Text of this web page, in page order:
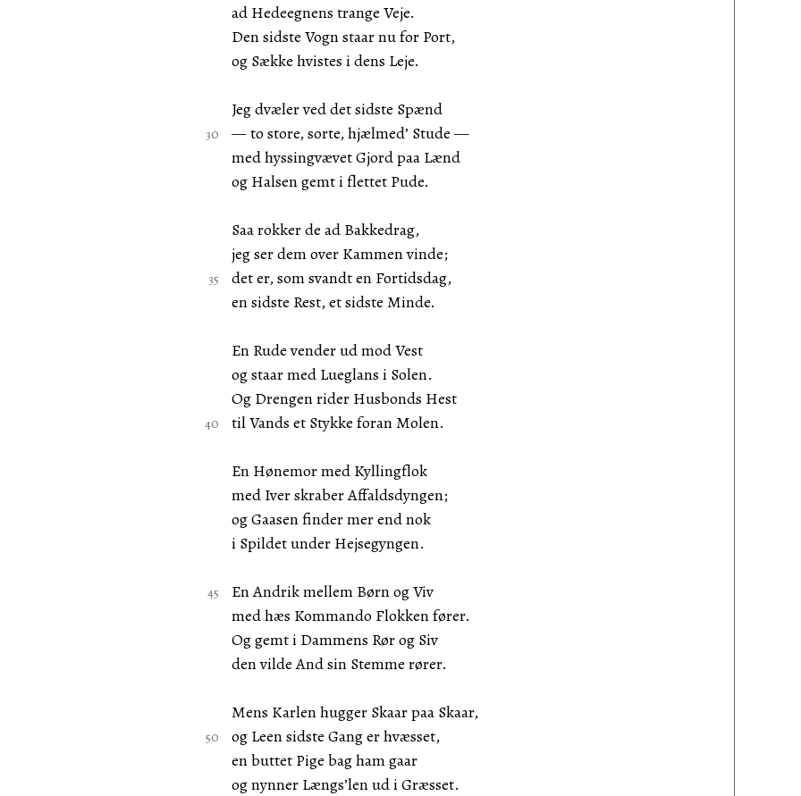
ad Hedeegnens trange Veje.
Den sidste Vogn staar nu for Port,
og Sække hvistes i dens Leje.
Jeg dvæler ved det sidste Spænd
— to store, sorte, hjælmed’ Stude —
med hyssingvævet Gjord paa Lænd
og Halsen gemt i flettet Pude.
Saa rokker de ad Bakkedrag,
jeg ser dem over Kammen vinde;
det er, som svandt en Fortidsdag,
en sidste Rest, et sidste Minde.
En Rude vender ud mod Vest
og staar med Lueglans i Solen.
Og Drengen rider Husbonds Hest
til Vands et Stykke foran Molen.
En Hønemor med Kyllingflok
med Iver skraber Affaldsdyngen;
og Gaasen finder mer end nok
i Spildet under Hejsegyngen.
En Andrik mellem Børn og Viv
med hæs Kommando Flokken fører.
Og gemt i Dammens Rør og Siv
den vilde And sin Stemme rører.
Mens Karlen hugger Skaar paa Skaar,
og Leen sidste Gang er hvæsset,
en buttet Pige bag ham gaar
og nynner Længs’len ud i Græsset.